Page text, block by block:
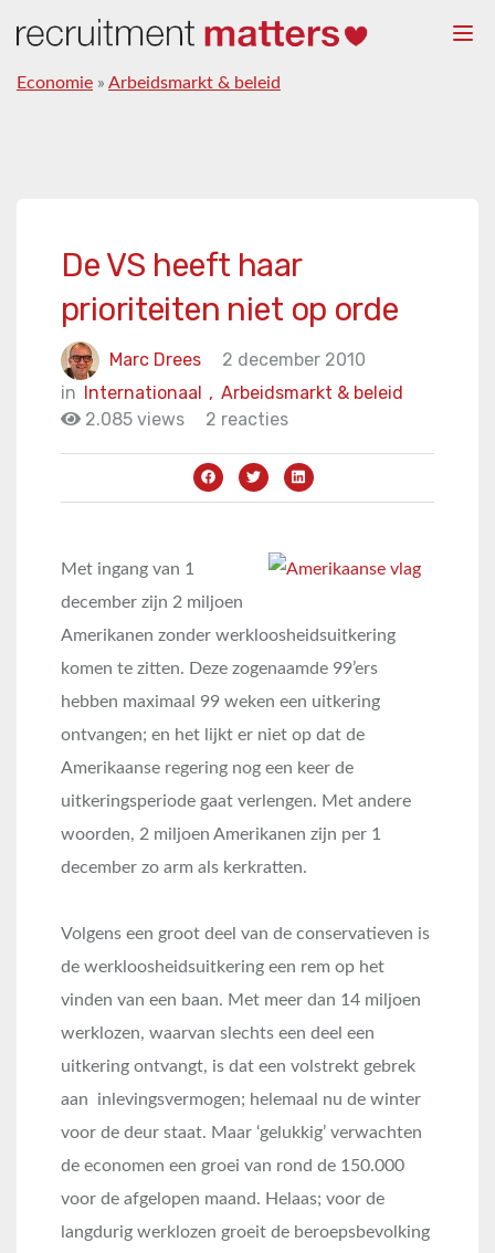
Economie » Arbeidsmarkt & beleid
De VS heeft haar
prioriteiten niet op orde
Marc Drees
2 december 2010
in
Arbeidsmarkt & beleid
Internationaal ,
2.085 views
2 reacties
Met ingang van 1
december zijn 2 miljoen
Amerikanen zonder werkloosheidsuitkering
komen te zitten. Deze zogenaamde 99’ers
hebben maximaal 99 weken een uitkering
ontvangen; en het lijkt er niet op dat de
Amerikaanse regering nog een keer de
uitkeringsperiode gaat verlengen. Met andere
woorden, 2 miljoen Amerikanen zijn per 1
december zo arm als kerkratten.
Volgens een groot deel van de conservatieven is
de werkloosheidsuitkering een rem op het
vinden van een baan. Met meer dan 14 miljoen
werklozen, waarvan slechts een deel een
uitkering ontvangt, is dat een volstrekt gebrek
aan inlevingsvermogen; helemaal nu de winter
voor de deur staat. Maar ‘gelukkig’ verwachten
de economen een groei van rond de 150.000
voor de afgelopen maand. Helaas; voor de
langdurig werklozen groeit de beroepsbevolking